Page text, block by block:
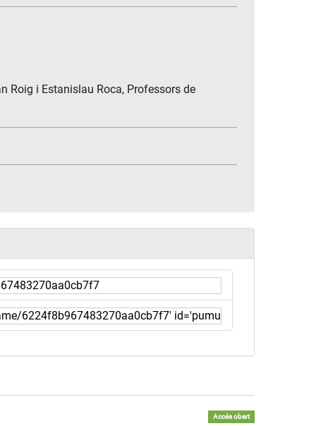
Roig i Estanislau Roca, Professors de
Accés obert